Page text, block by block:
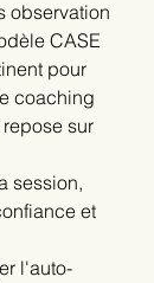
observation
CASE
pour
coaching
sur
session,
et
l'auto-